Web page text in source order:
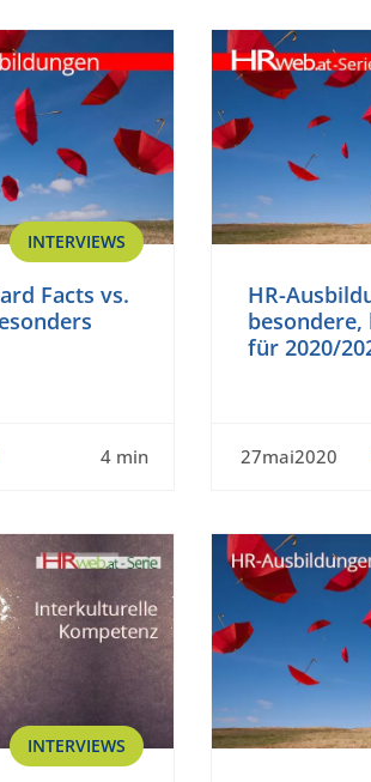
INTERVIEWS
Facts vs.
4 min
HR-
besondere,
für 2020/
27mai2020
INTERVIEWS